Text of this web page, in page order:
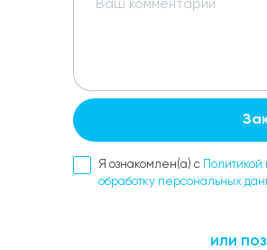
Я ознакомлен(а) с
обработку персональных
или